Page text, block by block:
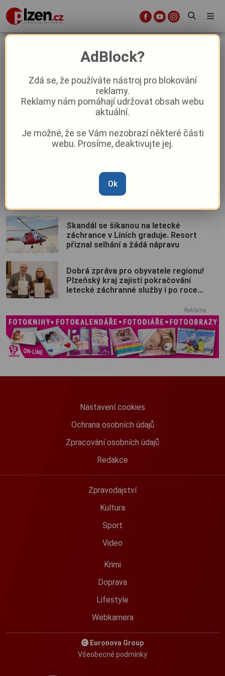
Skandál v armádě vrcholí! Náčelnice z
Líní po obviněních z šikany náhle
skončila
Z Plzně rovnou na oběžnou dráhu:
TechTower nabídne vesmírnou 4D
Gigafactory definitivně u ledu!
Pozemky u Plzně ovládnou vojáci
Skandál se šikanou na letecké
záchrance v Líních graduje. Resort
přiznal selhání a žádá nápravu
Dobrá zpráva pro obyvatele regionu!
Plzeňský kraj zajistí pokračování
letecké záchranné služby i po roce
Reklama
Nastavení cookies
Ochrana osobních údajů
Zpracování osobních údajů
Redakce
Zpravodajství
Kultura
Sport
Video
Krimi
Doprava
Lifestyle
Webkamera
Euronova Group
Všeobecné podmínky
AdBlock?
Zdá se, že používáte nástroj pro blokování
reklamy.
Reklamy nám pomáhají udržovat obsah webu
aktuální.
Je možné, že se Vám nezobrazí některé části
webu. Prosíme, deaktivujte jej.
Ok